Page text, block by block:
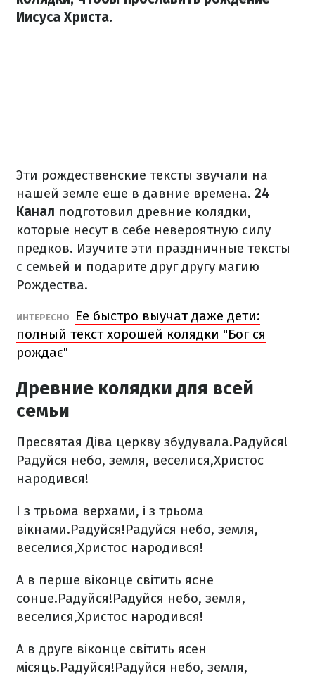
Иисуса Христа.
Эти рождественские тексты звучали на
нашей земле еще в давние времена. 24
Канал подготовил древние колядки,
которые несут в себе невероятную силу
предков. Изучите эти праздничные тексты
с семьей и подарите друг другу магию
Рождества.
ИНТЕРЕСНО
Ее быстро выучат даже дети:
полный текст хорошей колядки "Бог ся
рождає"
Древние колядки для всей
семьи
Пресвятая Діва церкву збудувала.Радуйся!
Радуйся небо, земля, веселися,Христос
народився!
І з трьома верхами, і з трьома
вікнами.Радуйся!Радуйся небо, земля,
веселися,Христос народився!
А в перше віконце світить ясне
сонце.Радуйся!Радуйся небо, земля,
веселися,Христос народився!
А в друге віконце світить ясен
місяць.Радуйся!Радуйся небо, земля,